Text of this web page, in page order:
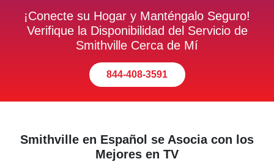
¡Conecte su Hogar y Manténgalo Seguro!
Verifique la Disponibilidad del Servicio de
Smithville Cerca de Mí
844-408-3591
Smithville en Español se Asocia con los
Mejores en TV